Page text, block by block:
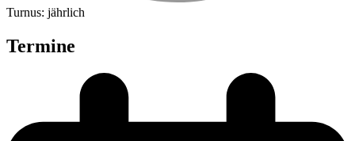
Turnus: jährlich
Termine